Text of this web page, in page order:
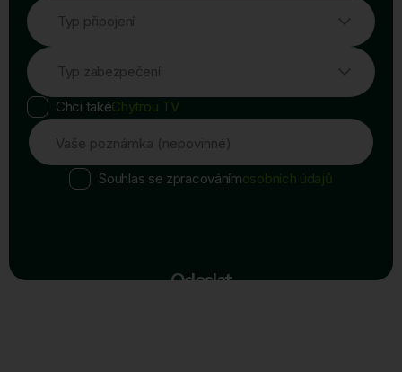
Typ připojení
Typ zabezpečení
Chci takéChytrou TV
Vaše poznámka (nepovinné)
Souhlas se zpracovánímosobních údajů
Odeslat